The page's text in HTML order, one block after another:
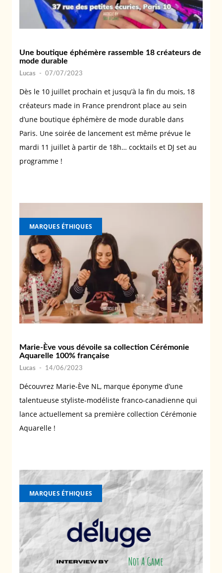
Une boutique éphémère rassemble 18 créateurs de
mode durable
Lucas - 07/07/2023
Dès le 10 juillet prochain et jusqu’à la fin du mois, 18
créateurs made in France prendront place au sein
d’une boutique éphémère de mode durable dans
Paris. Une soirée de lancement est même prévue le
mardi 11 juillet à partir de 18h… cocktails et DJ set au
programme !
MARQUES ÉTHIQUES
Marie-Ève vous dévoile sa collection Cérémonie
Aquarelle 100% française
Lucas - 14/06/2023
Découvrez Marie-Ève NL, marque éponyme d’une
talentueuse styliste-modéliste franco-canadienne qui
lance actuellement sa première collection Cérémonie
Aquarelle !
MARQUES ÉTHIQUES